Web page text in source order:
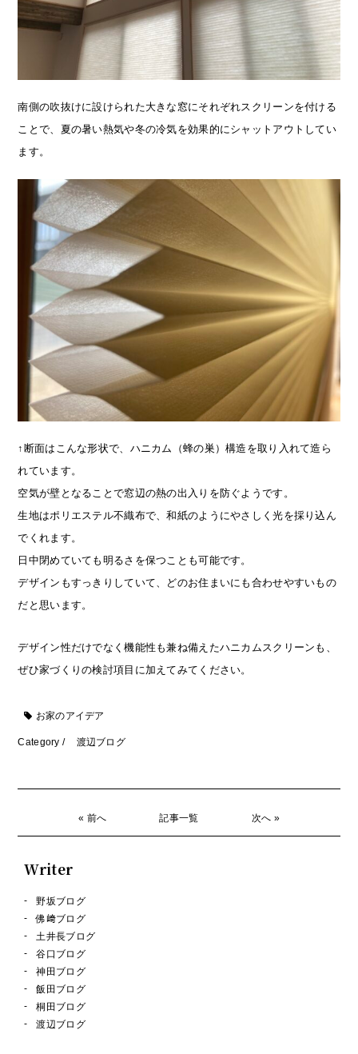
南側の吹抜けに設けられた大きな窓にそれぞれスクリーンを付ける
ことで、夏の暑い熱気や冬の冷気を効果的にシャットアウトしてい
ます。
↑断面はこんな形状で、ハニカム（蜂の巣）構造を取り入れて造ら
れています。
空気が壁となることで窓辺の熱の出入りを防ぐようです。
生地はポリエステル不織布で、和紙のようにやさしく光を採り込ん
でくれます。
日中閉めていても明るさを保つことも可能です。
デザインもすっきりしていて、どのお住まいにも合わせやすいもの
だと思います。
デザイン性だけでなく機能性も兼ね備えたハニカムスクリーンも、
ぜひ家づくりの検討項目に加えてみてください。
お家のアイデア
Category / 渡辺ブログ
« 前へ 記事一覧 次へ »
Writer
野坂ブログ
佛﨑ブログ
土井長ブログ
谷口ブログ
神田ブログ
飯田ブログ
桐田ブログ
渡辺ブログ